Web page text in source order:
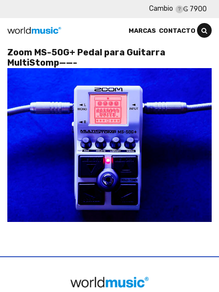
Cambio ₲ 7900
MARCAS CONTACTO
Zoom MS-50G+ Pedal para Guitarra
MultiStomp——-